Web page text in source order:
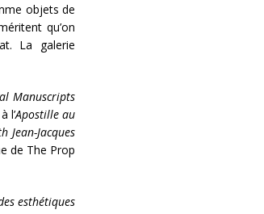
objets de
qu’on
La galerie
Manuscripts
l’Apostille au
Jean-Jacques
de The Prop
esthétiques